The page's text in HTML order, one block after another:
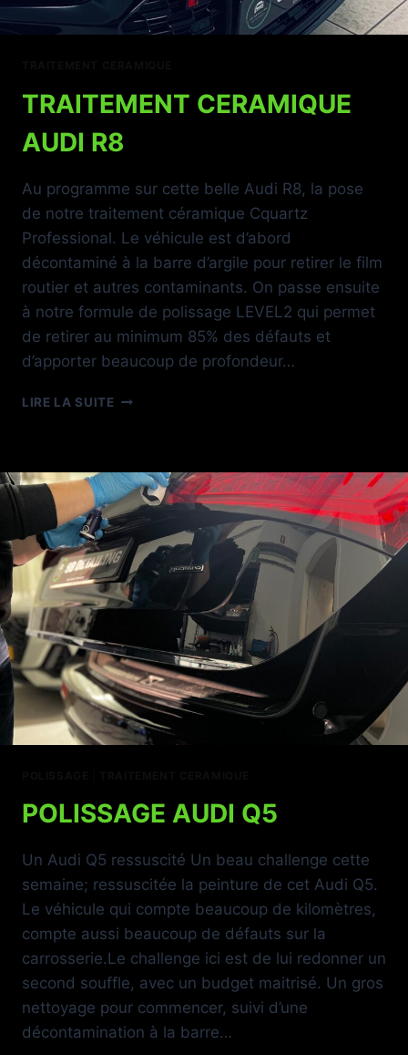
TRAITEMENT CERAMIQUE
AUDI R8
Au programme sur cette belle Audi R8, la pose
de notre traitement céramique Cquartz
Professional. Le véhicule est d’abord
décontaminé à la barre d’argile pour retirer le film
routier et autres contaminants. On passe ensuite
à notre formule de polissage LEVEL2 qui permet
de retirer au minimum 85% des défauts et
d’apporter beaucoup de profondeur…
LIRE LA SUITETRAITEMENT
POLISSAGE AUDI Q5
Un Audi Q5 ressuscité Un beau challenge cette
semaine; ressuscitée la peinture de cet Audi Q5.
Le véhicule qui compte beaucoup de kilomètres,
compte aussi beaucoup de défauts sur la
carrosserie.Le challenge ici est de lui redonner un
second souffle, avec un budget maitrisé. Un gros
nettoyage pour commencer, suivi d’une
décontamination à la barre…